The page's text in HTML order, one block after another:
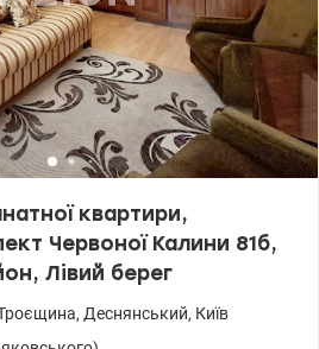
квартири,
Червоної Калини 81б,
Лівий берег
, Деснянський, Київ